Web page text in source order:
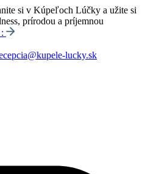
si v Kúpeľoch Lúčky a užite si
prírodou a príjemnou
lucky.sk